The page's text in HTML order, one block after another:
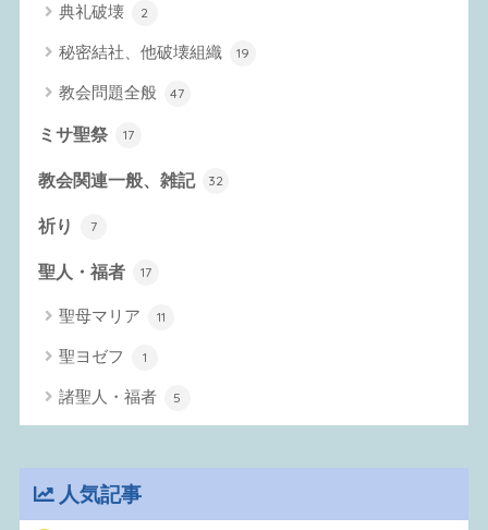
典礼破壊 2
秘密結社、他破壊組織 19
教会問題全般 47
ミサ聖祭 17
教会関連一般、雑記 32
祈り 7
聖人・福者 17
聖母マリア 11
聖ヨゼフ 1
諸聖人・福者 5
人気記事